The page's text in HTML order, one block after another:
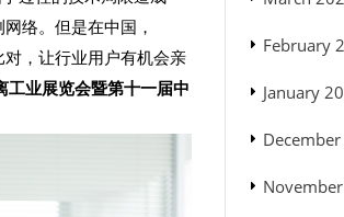
络。但是在中国，
，让行业用户有机会亲
业展览会暨第十一届中
February
January